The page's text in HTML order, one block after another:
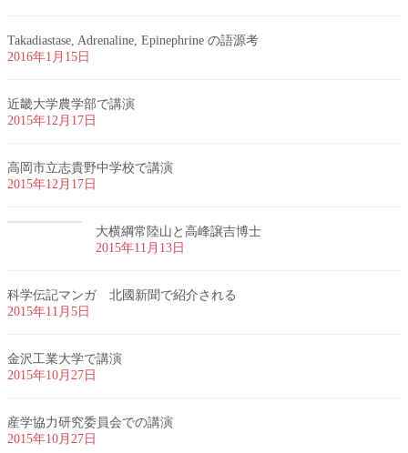
Takadiastase, Adrenaline, Epinephrine の語源考
2016年1月15日
近畿大学農学部で講演
2015年12月17日
高岡市立志貴野中学校で講演
2015年12月17日
大横綱常陸山と高峰譲吉博士
2015年11月13日
科学伝記マンガ 北國新聞で紹介される
2015年11月5日
金沢工業大学で講演
2015年10月27日
産学協力研究委員会での講演
2015年10月27日